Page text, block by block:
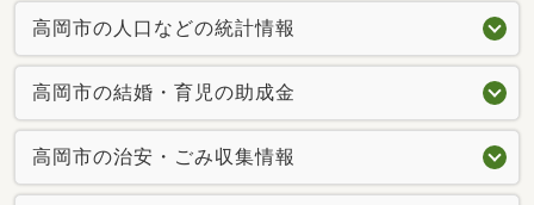
高岡市の人口などの統計情報
高岡市の結婚・育児の助成金
高岡市の治安・ごみ収集情報